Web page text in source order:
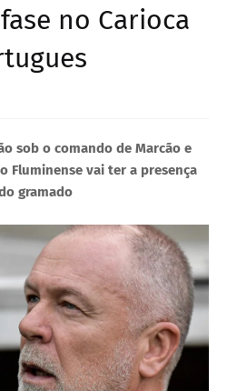
no Carioca
sob o comando de Marcão e
Fluminense vai ter a presença
gramado